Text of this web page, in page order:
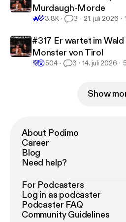
Murdaugh-Morde
🔥💜3.8K 3 21. juli 2026
#317 Er wartet im
Monster von Tirol
💜😲504 3 14. juli 2026
Show
About Podimo
Career
Blog
Need help?
For Podcasters
Log in as podcaster
Podcaster FAQ
Community Guidelines